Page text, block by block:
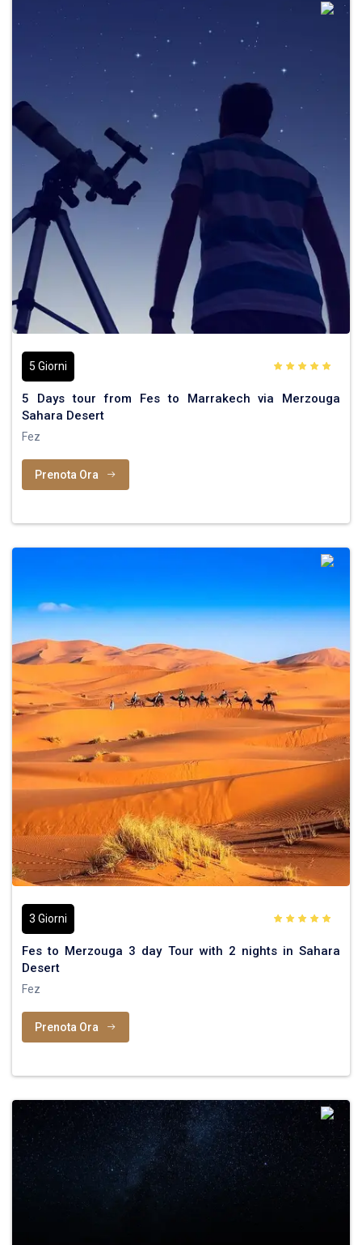
5 Giorni
5 Days tour from Fes to Marrakech via Merzouga
Sahara Desert
Fez
Prenota Ora
3 Giorni
Fes to Merzouga 3 day Tour with 2 nights in Sahara
Desert
Fez
Prenota Ora